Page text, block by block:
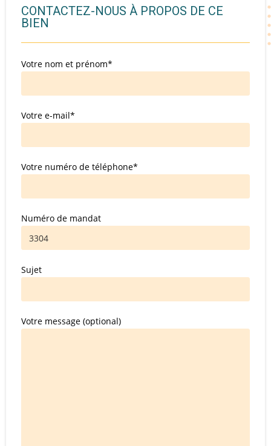
CONTACTEZ-NOUS À PROPOS DE CE
BIEN
Votre nom et prénom*
Votre e-mail*
Votre numéro de téléphone*
Numéro de mandat
Sujet
Votre message (optional)